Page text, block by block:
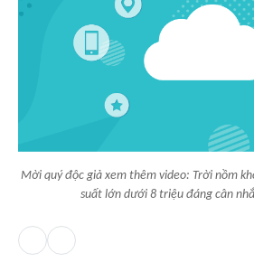
Mời quý độc giả xem thêm video: Trời nồm
suất lớn dưới 8 triệu đáng cân